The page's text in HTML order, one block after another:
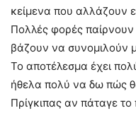
κείμενα που αλλάζουν
Πολλές φορές
βάζουν να συνομιλούν
Το αποτέλεσμα έχει
ήθελα πολύ να δω πώς
Πρίγκιπας αν πάταγε